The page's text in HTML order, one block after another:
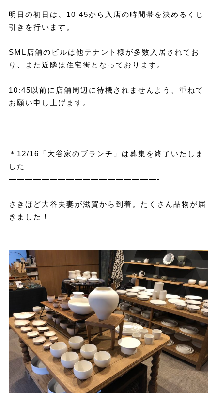
明日の初日は、10:45から入店の時間帯を決めるくじ
引きを行います。
SML店舗のビルは他テナント様が多数入居されてお
り、また近隣は住宅街となっております。
10:45以前に店舗周辺に待機されませんよう、重ねて
お願い申し上げます。
＊12/16「大谷家のブランチ」は募集を終了いたしま
した
——————————————————-
さきほど大谷夫妻が滋賀から到着。たくさん品物が届
きました！